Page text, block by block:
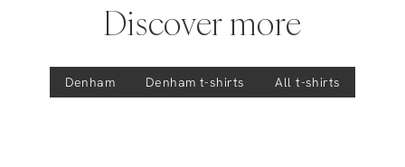
Discover more
Denham Denham t-shirts All t-shirts